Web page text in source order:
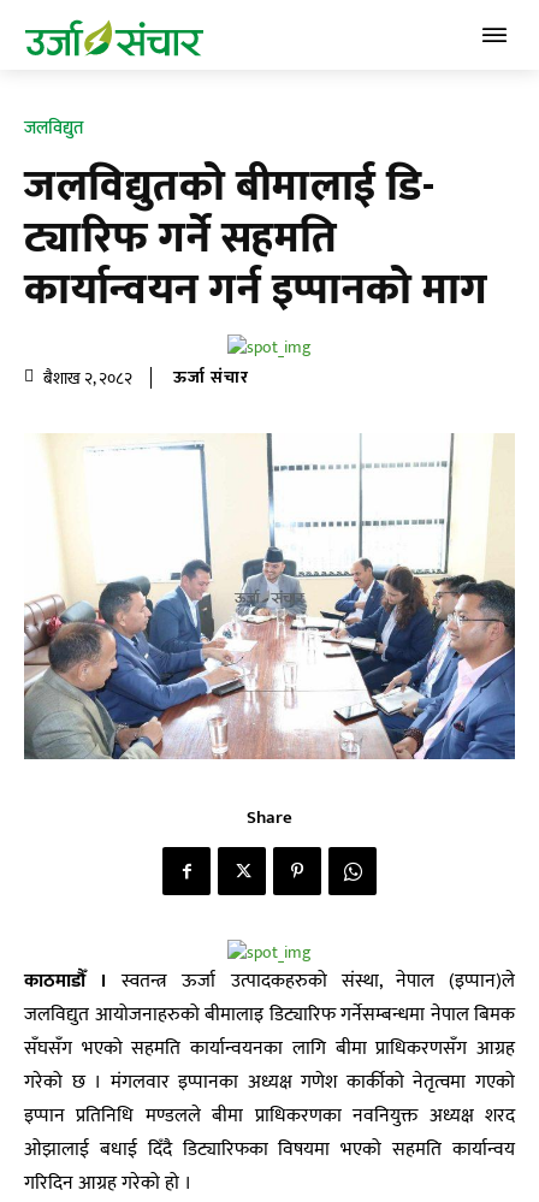
जलविद्युत
जलविद्युतको बीमालाई डि-
ट्यारिफ गर्ने सहमति
कार्यान्वयन गर्न इप्पानको माग
बैशाख २, २०८२ ऊर्जा संचार
Share
काठमाडौँ । स्वतन्त्र ऊर्जा उत्पादकहरुको संस्था, नेपाल (इप्पान)ले
जलविद्युत आयोजनाहरुको बीमालाइ डिट्यारिफ गर्नेसम्बन्धमा नेपाल बिमक
सँघसँग भएको सहमति कार्यान्वयनका लागि बीमा प्राधिकरणसँग आग्रह
गरेको छ । मंगलवार इप्पानका अध्यक्ष गणेश कार्कीको नेतृत्वमा गएको
इप्पान प्रतिनिधि मण्डलले बीमा प्राधिकरणका नवनियुक्त अध्यक्ष शरद
ओझालाई बधाई दिँदै डिट्यारिफका विषयमा भएको सहमति कार्यान्वय
गरिदिन आग्रह गरेको हो ।